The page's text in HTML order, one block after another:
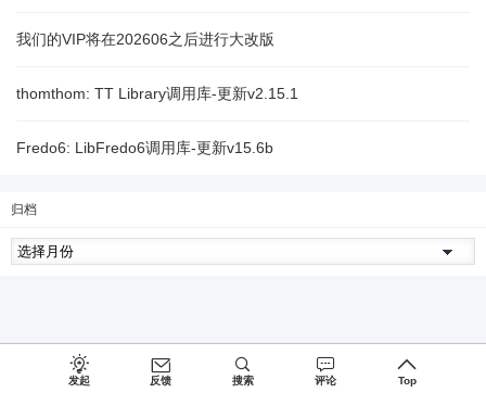
我们的VIP将在202606之后进行大改版
thomthom: TT Library调用库-更新v2.15.1
Fredo6: LibFredo6调用库-更新v15.6b
归档
发起 反馈 搜索 评论 Top